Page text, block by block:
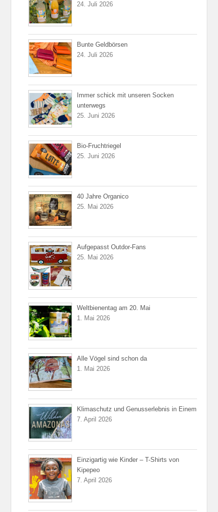
24. Juli 2026
Bunte Geldbörsen
24. Juli 2026
Immer schick mit unseren Socken
unterwegs
25. Juni 2026
Bio-Fruchtriegel
25. Juni 2026
40 Jahre Organico
25. Mai 2026
Aufgepasst Outdor-Fans
25. Mai 2026
Weltbienentag am 20. Mai
1. Mai 2026
Alle Vögel sind schon da
1. Mai 2026
Klimaschutz und Genusserlebnis in Einem
7. April 2026
Einzigartig wie Kinder – T-Shirts von
Kipepeo
7. April 2026